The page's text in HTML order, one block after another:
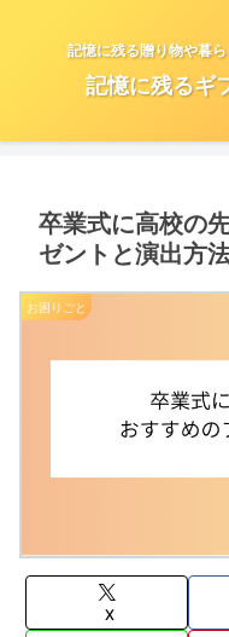
記憶に残る贈り物や暮
記憶に残るギ
卒業式に高校の
ゼントと演出方
お困りごと
X